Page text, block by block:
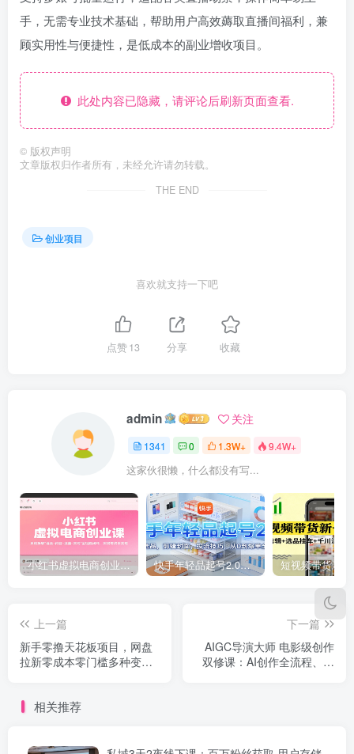
手，无需专业技术基础，帮助用户高效薅取直播间福利，兼
顾实用性与便捷性，是低成本的副业增收项目。
此处内容已隐藏，请评论后刷新页面查看.
© 版权声明
文章版权归作者所有，未经允许请勿转载。
THE END
创业项目
喜欢就支持一下吧
点赞13 分享 收藏
admin 关注
1341 0 1.3W+ 9.4W+
这家伙很懒，什么都没有写...
小红书虚拟电商创业课，系统拆解选品-内容-流量-变现，实现零成本变现 快手年轻品起号2.0：养号选品，剪辑封面，投流技巧，从0到爆单全流程
上一篇
新手零撸天花板项目，网盘
拉新零成本零门槛多种变现
下一篇
AIGC导演大师 电影级创作
双修课：AI创作全流程、角
相关推荐